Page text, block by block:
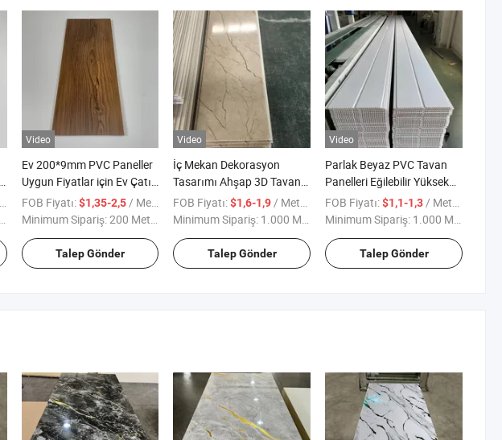
Video
Ev 200*9mm PVC Paneller
Uygun Fiyatlar için Ev Çatı
Tavanları
FOB Fiyatı:$1,35-2,5 / Metre kare
Minimum Sipariş:200 Metrekare
Talep Gönder
Video
İç Mekan Dekorasyon
Tasarımı Ahşap 3D Tavan
Tahtası MDF PVC Tavan
Duvar Panelleri
FOB Fiyatı:$1,6-1,9 / Metre kare
Minimum Sipariş: 1.000 Metrekare
Talep Gönder
Video
Parlak Beyaz PVC Tavan
Panelleri Eğilebilir Yüksek
Kalite Alev Geçirmez Plafon
PVC Tavan Kaplaması
Esnek PVC Tavanlar
FOB Fiyatı:$1,1-1,3 / Metre kare
Minimum Sipariş: 1.000 Metrekare
Talep Gönder